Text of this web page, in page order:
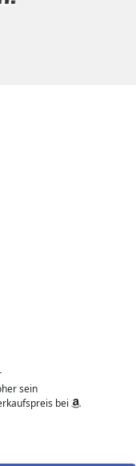
sein
bei